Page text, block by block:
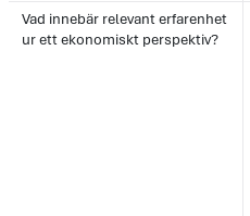
Vad innebär relevant erfarenhet
ur ett ekonomiskt perspektiv?